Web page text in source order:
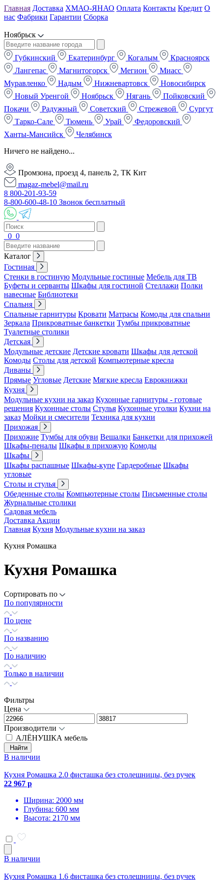
Главная Доставка ХМАО-ЯНАО Оплата Контакты Кредит О
нас Фабрики Гарантии Сборка
Ноябрьск
Губкинский Екатеринбург Когалым
Красноярск
Лангепас
Магнитогорск Мегион
Миасс
Муравленко
Надым Нижневартовск
Новосибирск
Новый Уренгой
Ноябрьск Нягань
Пойковский
Покачи
Радужный Советский Стрежевой
Сургут
Тарко-Сале
Тюмень Урай
Федоровский
Ханты-Мансийск
Челябинск
Ничего не найдено...
Промзона, проезд 4, панель 2, ТК Кит
magaz-mebel@mail.ru
8 800-201-93-59
8-800-600-48-10 Звонок бесплатный
0 0
Каталог
Гостиная
Стенки в гостиную Модульные гостиные Мебель для ТВ
Буфеты и серванты Шкафы для гостиной Стеллажи Полки
навесные Библиотеки
Спальня
Спальные гарнитуры Кровати Матрасы Комоды для спальни
Зеркала Прикроватные банкетки Тумбы прикроватные
Туалетные столики
Детская
Модульные детские Детские кровати Шкафы для детской
Комоды Столы для детской Компьютерные кресла
Диваны
Прямые Угловые Детские Мягкие кресла Еврокнижки
Кухня
Модульные кухни на заказ Кухонные гарнитуры - готовые
решения Кухонные столы Стулья Кухонные уголки Кухни на
заказ Мойки и смесители Техника для кухни
Прихожая
Прихожие Тумбы для обуви Вешалки Банкетки для прихожей
Шкафы-пеналы Шкафы в прихожую Комоды
Шкафы
Шкафы распашные Шкафы-купе Гардеробные Шкафы
угловые
Столы и стулья
Обеденные столы Компьютерные столы Письменные столы
Журнальные столики
Садовая мебель
Доставка Акции
Главная Кухня Модульные кухни на заказ
Кухня Ромашка
Кухня Ромашка
Сортировать по
По популярности
По цене
По названию
По наличию
Только в наличии
Фильтры
Цена
Производители
АЛЁНУШКА мебель
Найти
В наличии
Кухня Ромашка 2.0 фисташка без столешницы, без ручек
22 967 р
Ширина: 2000 мм
Глубина: 600 мм
Высота: 2170 мм
В наличии
Кухня Ромашка 1.6 фисташка без столешницы, без ручек